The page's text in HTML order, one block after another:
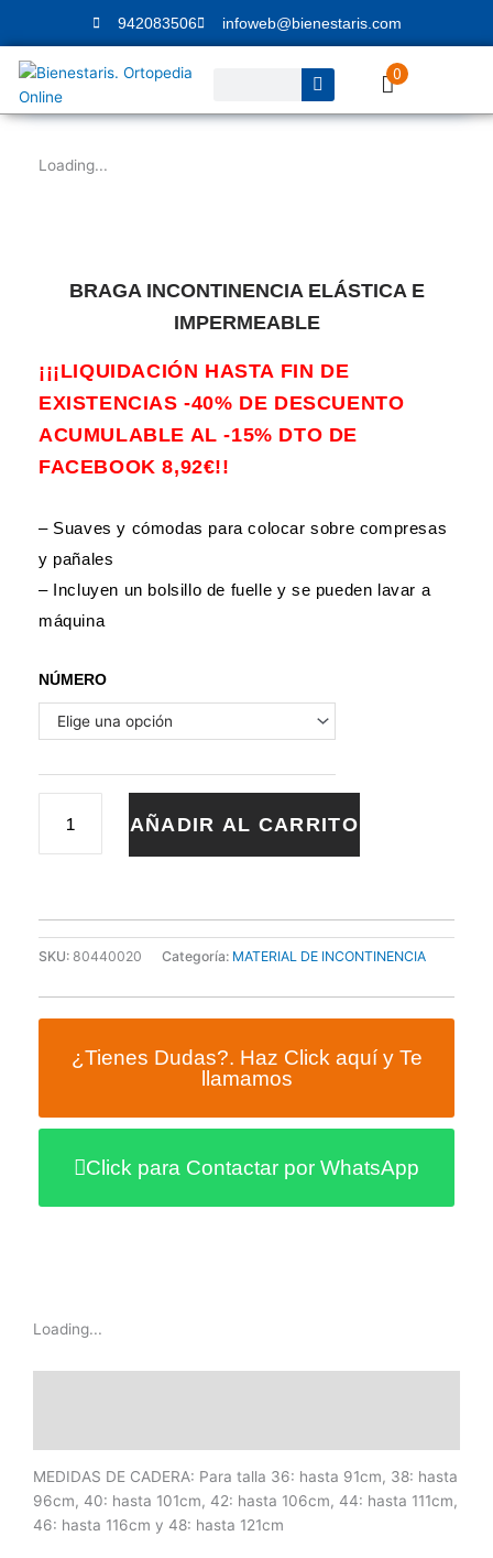
contenido
942083506 infoweb@bienestaris.com
0
Loading...
BRAGA INCONTINENCIA ELÁSTICA E
IMPERMEABLE
¡¡¡LIQUIDACIÓN HASTA FIN DE
EXISTENCIAS -40% DE DESCUENTO
ACUMULABLE AL -15% DTO DE
FACEBOOK 8,92€!!
– Suaves y cómodas para colocar sobre compresas
y pañales
– Incluyen un bolsillo de fuelle y se pueden lavar a
máquina
NÚMERO
BRAGA
INCONTINENCIA
ELÁSTICA
IMPERMEABLE
cantidad
AÑADIR AL CARRITO
SKU: 80440020 Categoría: MATERIAL DE INCONTINENCIA
¿Tienes Dudas?. Haz Click aquí y Te
llamamos
Click para Contactar por WhatsApp
Loading...
MEDIDAS DE CADERA: Para talla 36: hasta 91cm, 38: hasta
96cm, 40: hasta 101cm, 42: hasta 106cm, 44: hasta 111cm,
46: hasta 116cm y 48: hasta 121cm